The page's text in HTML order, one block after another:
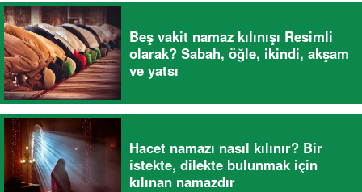
Beş vakit namaz kılınışı Resimli
olarak? Sabah, öğle, ikindi, akşam
ve yatsı
Hacet namazı nasıl kılınır? Bir
istekte, dilekte bulunmak için
kılınan namazdır